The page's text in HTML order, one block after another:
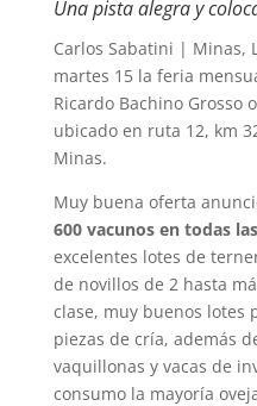
Una pista alegra y
Carlos Sabatini | Minas,
martes 15 la feria
Ricardo Bachino Grosso
ubicado en ruta 12, km
Minas.
Muy buena oferta
600 vacunos en todas
excelentes lotes de
de novillos de 2 hasta
clase, muy buenos lotes
piezas de cría, además
vaquillonas y vacas de
consumo la mayoría